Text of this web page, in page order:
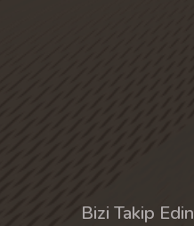
Bizi Takip Edin